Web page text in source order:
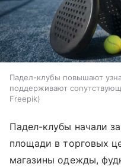
Падел-клубы повышают
поддерживают
Freepik
Падел-клубы начали
площади в торговых
магазины одежды,